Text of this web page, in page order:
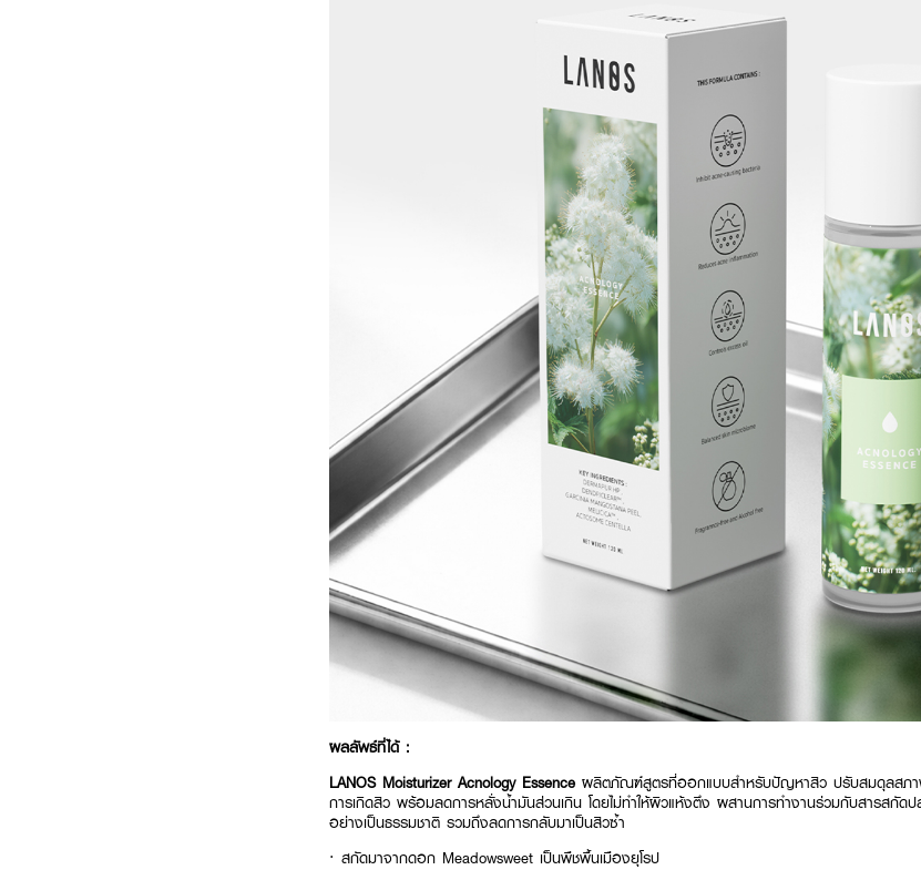
ผลลัพธ์ที่ได้ :
LANOS Moisturizer Acnology Essence ผลิตภัณฑ์สูตรที่ออกแบบสำหรับปัญหาสิว ปรับสมดุลสภา
การเกิดสิว พร้อมลดการหลั่งน้ำมันส่วนเกิน โดยไม่ทำให้ผิวแห้งตึง ผสานการทำงานร่วมกับสารสกัดป
อย่างเป็นธรรมชาติ รวมถึงลดการกลับมาเป็นสิวซ้ำ
· สกัดมาจากดอก Meadowsweet เป็นพืชพื้นเมืองยุโรป